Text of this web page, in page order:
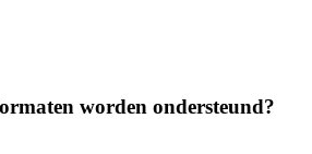
worden ondersteund?